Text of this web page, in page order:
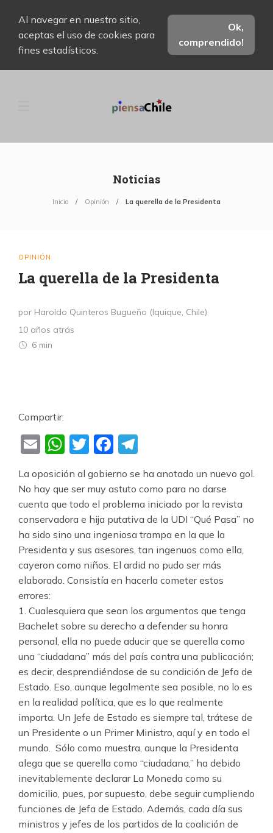
Al navegar en nuestro sitio,
aceptas el uso de cookies para
fines estadísticos.
Ok,
comprendido!
Noticias
Inicio Opinión La querella de la Presidenta
OPINIÓN
La querella de la Presidenta
por Haroldo Quinteros Bugueño (Iquique, Chile)
10 años atrás
6 min
Compartir:
EmailWhatsApp
TwitterFacebook
La oposición al gobierno se ha anotado un nuevo gol.
No hay que ser muy astuto como para no darse
cuenta que todo el problema iniciado por la revista
conservadora e hija putativa de la UDI “Qué Pasa” no
ha sido sino una ingeniosa trampa en la que la
Presidenta y sus asesores, tan ingenuos como ella,
cayeron como niños. El ardid no pudo ser más
elaborado. Consistía en hacerla cometer estos
errores:
1. Cualesquiera que sean los argumentos que tenga
Bachelet sobre su derecho a defender su honra
personal, ella no puede aducir que se querella como
una “ciudadana” más del país contra una publicación;
es decir, desprendiéndose de su condición de Jefa de
Estado. Eso, aunque legalmente sea posible, no lo es
en la realidad política, que es lo que realmente
importa. Un Jefe de Estado es siempre tal, trátese de
un Presidente o un Primer Ministro, aquí y en todo el
mundo. Sólo como muestra, aunque la Presidenta
alega que se querella como “ciudadana,” ha debido
inevitablemente declarar La Moneda como su
domicilio, pues, por supuesto, debe seguir cumpliendo
funciones de Jefa de Estado. Además, cada día sus
ministros y jefes de los partidos de la coalición de